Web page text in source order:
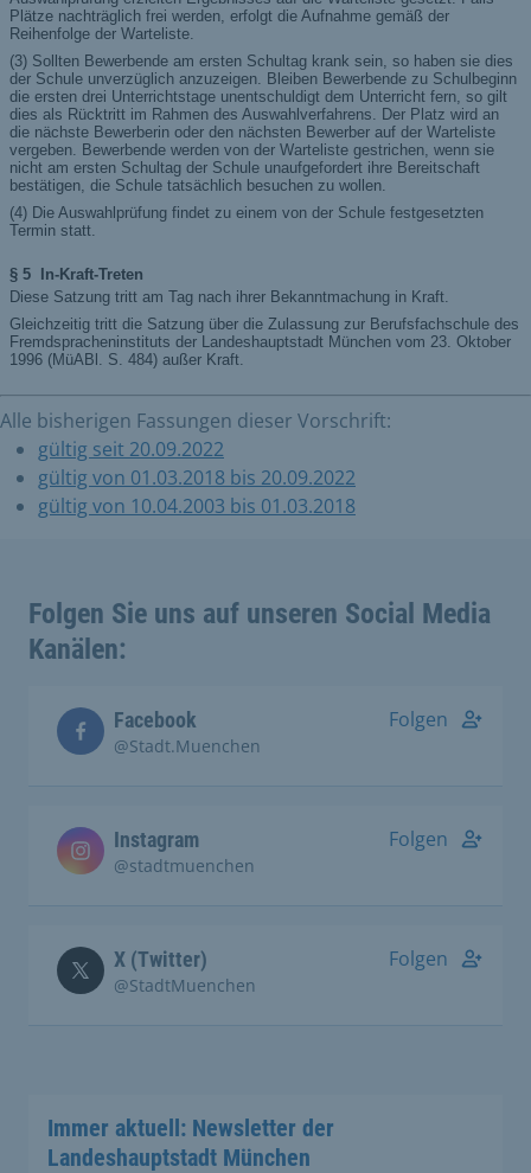
Alle bisherigen Fassungen dieser Vorschrift:
gültig seit 20.09.2022
gültig von 01.03.2018 bis 20.09.2022
gültig von 10.04.2003 bis 01.03.2018
Folgen Sie uns auf unseren Social Media
Kanälen:
Facebook
@Stadt.Muenchen
Folgen
Instagram
@stadtmuenchen
Folgen
X (Twitter)
@StadtMuenchen
Folgen
Immer aktuell: Newsletter der
Landeshauptstadt München